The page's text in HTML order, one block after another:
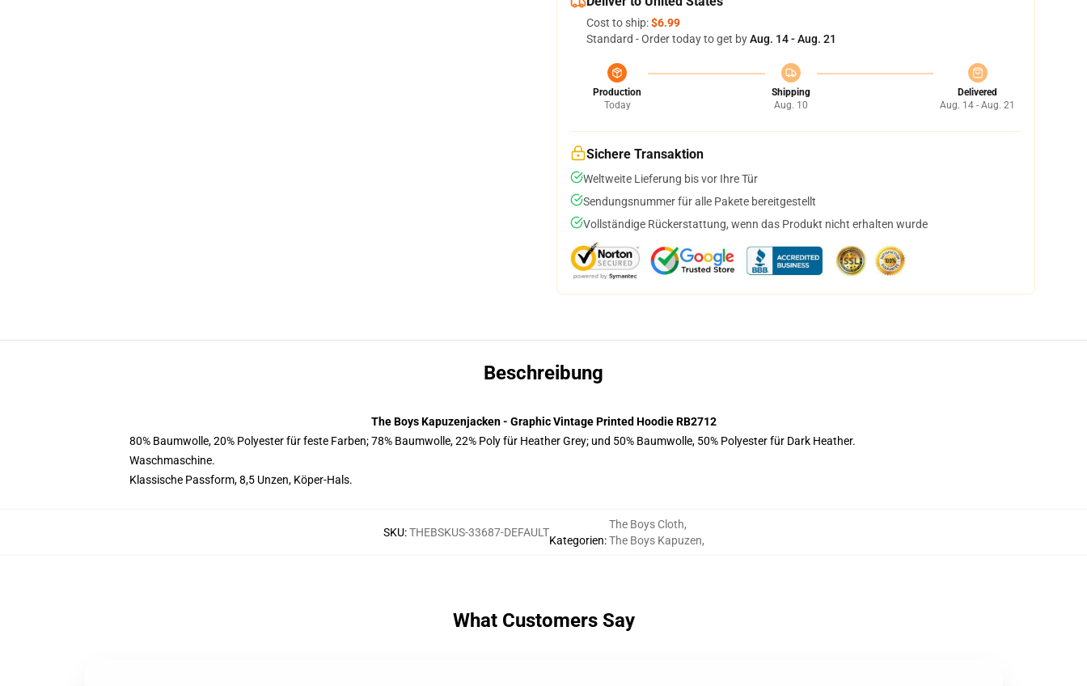
Cost to ship:$6.99
Standard - Order today to get byAug. 14 - Aug. 21
Production
Today
Shipping
Aug. 10
Delivered
Aug. 14 - Aug. 21
Sichere Transaktion
Weltweite Lieferung bis vor Ihre Tür
Sendungsnummer für alle Pakete bereitgestellt
Vollständige Rückerstattung, wenn das Produkt nicht erhalten wurde
Beschreibung
The Boys Kapuzenjacken - Graphic Vintage Printed Hoodie RB2712
80% Baumwolle, 20% Polyester für feste Farben; 78% Baumwolle, 22% Poly für Heather Grey; und 50% Baumwolle, 50% Polyester für Dark Heather.
Waschmaschine.
Klassische Passform, 8,5 Unzen, Köper-Hals.
SKU:THEBSKUS-33687-DEFAULT
Kategorien:
The Boys Cloth,
The Boys Kapuzen,
What Customers Say